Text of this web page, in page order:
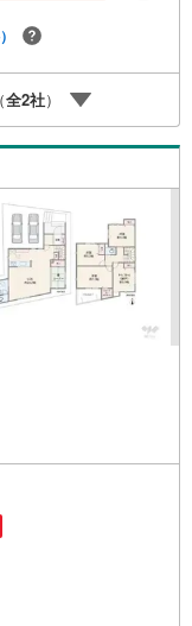
でのご内覧もご対応
いるので、名古屋市
が可能です！ 【大曽
「大曽根」駅徒歩1分
○定休日ございません
全2社）